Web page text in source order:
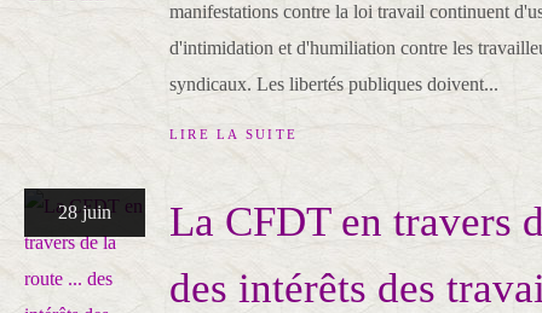
manifestations contre la loi travail continuent
d'intimidation et d'humiliation contre les
syndicaux. Les libertés publiques doivent...
LIRE LA SUITE
28 juin
La CFDT en travers
des intérêts des